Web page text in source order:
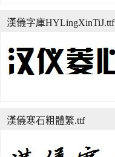
漢儀字庫HYLingXinTiJ.ttf
漢儀寒石粗體繁.ttf